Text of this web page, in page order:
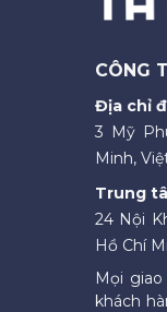
CÔNG
Địa chỉ
3 Mỹ
Minh,
Trung
24 Nội
Hồ Chí
Mọi
khách